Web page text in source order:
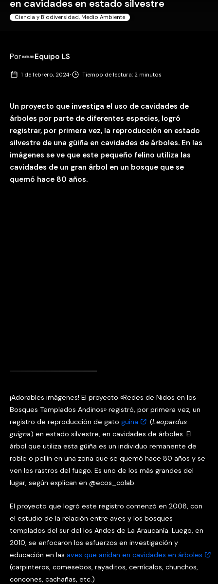
en cavidades en estado silvestre
Ciencia y Biodiversidad, Medio Ambiente
Por Equipo LS
1 de febrero, 2024· Tiempo de lectura: 2 minutos
Un proyecto que investiga el uso de cavidades de
árboles por parte de diferentes especies, logró
registrar, por primera vez, la reproducción en estado
silvestre de una güiña en cavidades de árboles. En las
imágenes se ve que este pequeño felino utiliza las
cavidades de un gran árbol en un bosque que se
quemó hace 80 años.
¡Adorables imágenes! El proyecto «Redes de Nidos en los
Bosques Templados Andinos» registró, por primera vez, un
registro de reproducción de gato güiña (Leopardus
guigna) en estado silvestre, en cavidades de árboles. El
árbol que utiliza esta güiña es un individuo remanente de
roble o pellín en una zona que se quemó hace 80 años y se
ven los rastros del fuego. Es uno de los más grandes del
lugar, según explican en @ecos_colab.
El proyecto que logró este registro comenzó en 2008, con
el estudio de la relación entre aves y los bosques
templados del sur del los Andes de La Araucanía. Luego, en
2010, se enfocaron los esfuerzos en investigación y
educación en las aves que anidan en cavidades en árboles
(carpinteros, comesebos, rayaditos, cernícalos, chunchos,
concones, cachañas, etc.)